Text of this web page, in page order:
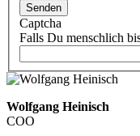
Senden
Captcha
Falls Du menschlich
Wolfgang Heinisch
COO